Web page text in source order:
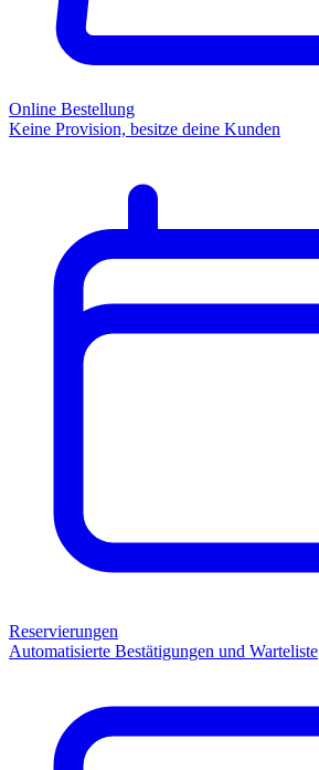
Online Bestellung
Keine Provision, besitze deine Kunden
Reservierungen
Automatisierte Bestätigungen und Warteliste